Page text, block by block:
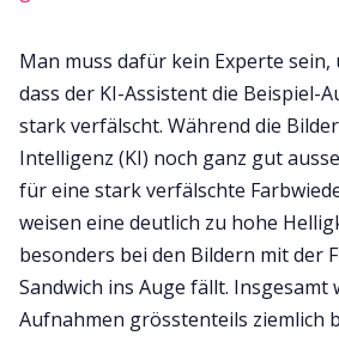
Man muss dafür kein Experte sein,
dass der KI-Assistent die Beispiel-
stark verfälscht. Während die
Intelligenz (KI) noch ganz gut
für eine stark verfälschte
weisen eine deutlich zu hohe
besonders bei den Bildern mit der
Sandwich ins Auge fällt. Insgesamt
Aufnahmen grösstenteils ziemlich